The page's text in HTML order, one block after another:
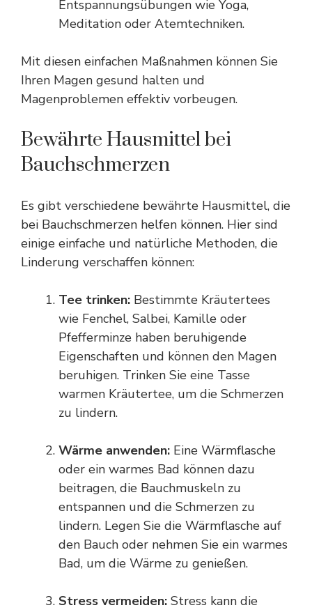
Entspannungsübungen wie Yoga,
Meditation oder Atemtechniken.
Mit diesen einfachen Maßnahmen können Sie
Ihren Magen gesund halten und
Magenproblemen effektiv vorbeugen.
Bewährte Hausmittel bei
Bauchschmerzen
Es gibt verschiedene bewährte Hausmittel, die
bei Bauchschmerzen helfen können. Hier sind
einige einfache und natürliche Methoden, die
Linderung verschaffen können:
Tee trinken: Bestimmte Kräutertees
wie Fenchel, Salbei, Kamille oder
Pfefferminze haben beruhigende
Eigenschaften und können den Magen
beruhigen. Trinken Sie eine Tasse
warmen Kräutertee, um die Schmerzen
zu lindern.
Wärme anwenden: Eine Wärmflasche
oder ein warmes Bad können dazu
beitragen, die Bauchmuskeln zu
entspannen und die Schmerzen zu
lindern. Legen Sie die Wärmflasche auf
den Bauch oder nehmen Sie ein warmes
Bad, um die Wärme zu genießen.
Stress vermeiden: Stress kann die